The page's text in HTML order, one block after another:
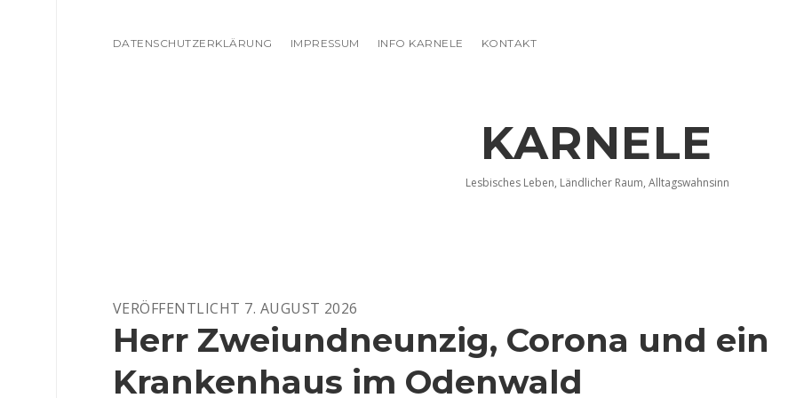
DATENSCHUTZERKLÄRUNG IMPRESSUM INFO KARNELE KONTAKT
KARNELE
Lesbisches Leben, Ländlicher Raum, Alltagswahnsinn
KARNELE
Beiträge
VERÖFFENTLICHT 7. AUGUST 2026
Herr Zweiundneunzig, Corona und ein
Krankenhaus im Odenwald